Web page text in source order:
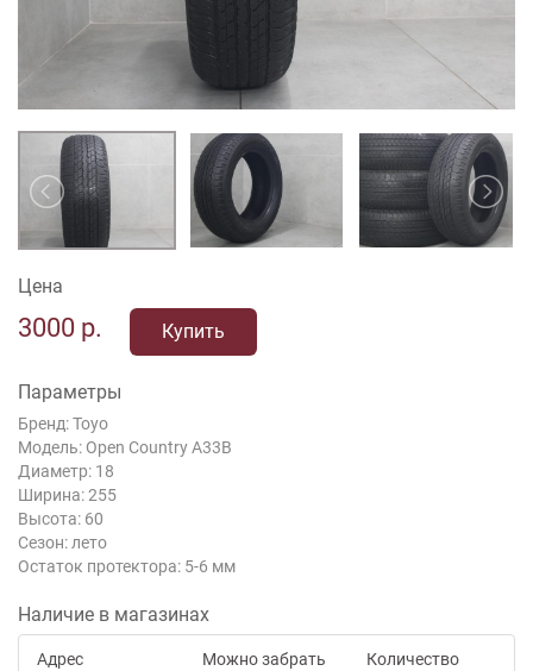
Цена
3000 р. Купить
Параметры
Бренд: Toyo
Модель: Open Country A33B
Диаметр: 18
Ширина: 255
Высота: 60
Сезон: лето
Остаток протектора: 5-6 мм
Наличие в магазинах
Адрес Можно забрать Количество